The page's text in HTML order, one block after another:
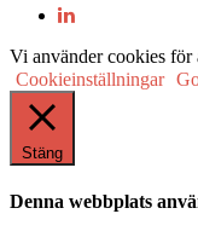
Vi använder cookies för
Cookieinställningar
Stäng
Denna webbplats